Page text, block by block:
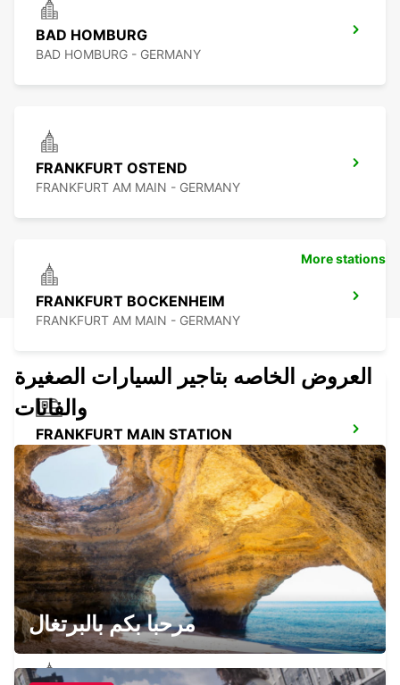
BAD HOMBURG
BAD HOMBURG - GERMANY
FRANKFURT OSTEND
FRANKFURT AM MAIN - GERMANY
FRANKFURT BOCKENHEIM
FRANKFURT AM MAIN - GERMANY
FRANKFURT MAIN STATION
FRANKFURT AM MAIN - GERMANY
HANAU NEW FROM 01 05 26
HANAU - GERMANY
More stations
العروض الخاصه بتاجير السيارات الصغيرة
والفانات
مرحبا بكم بالبرتغال